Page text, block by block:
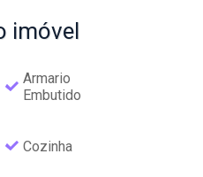
imóvel
Armario
Embutido
Cozinha